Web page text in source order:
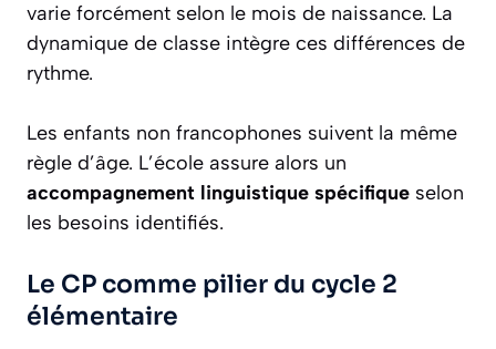
varie forcément selon le mois de naissance. La
dynamique de classe intègre ces différences de
rythme.
Les enfants non francophones suivent la même
règle d’âge. L’école assure alors un
accompagnement linguistique spécifique selon
les besoins identifiés.
Le CP comme pilier du cycle 2
élémentaire